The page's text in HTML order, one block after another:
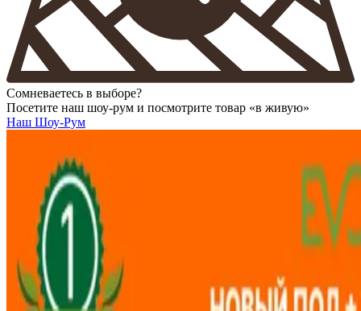
Сомневаетесь в выборе?
Посетите наш шоу-рум и посмотрите товар «в живую»
Наш Шоу-Рум